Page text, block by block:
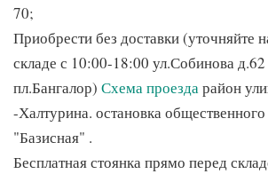
70;
Приобрести без доставки (уточняйте
складе с 10:00-18:00 ул.Собинова
пл.Бангалор) Схема проездарайон
-Халтурина. остановка
"Базисная" .
Бесплатная стоянка прямо перед